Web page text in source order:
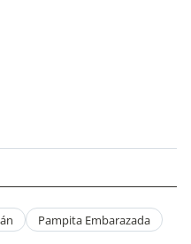
Pampita Embarazada